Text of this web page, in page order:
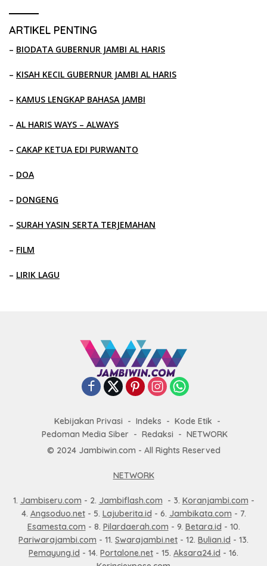
ARTIKEL PENTING
– BIODATA GUBERNUR JAMBI AL HARIS
– KISAH KECIL GUBERNUR JAMBI AL HARIS
– KAMUS LENGKAP BAHASA JAMBI
– AL HARIS WAYS – ALWAYS
– CAKAP KETUA EDI PURWANTO
– DOA
– DONGENG
– SURAH YASIN SERTA TERJEMAHAN
– FILM
– LIRIK LAGU
Kebijakan Privasi Indeks
Kode Etik
Pedoman Media Siber
Redaksi
NETWORK
© 2024 Jambiwin.com - All Rights Reserved
NETWORK
1. Jambiseru.com - 2. Jambiflash.com - 3. Koranjambi.com -
4. Angsoduo.net- 5. Lajuberita.id - 6. Jambikata.com - 7.
Esamesta.com - 8. Pilardaerah.com - 9. Betara.id - 10.
Pariwarajambi.com - 11. Swarajambi.net - 12. Bulian.id - 13.
Pemayung.id - 14. Portalone.net - 15. Aksara24.id - 16.